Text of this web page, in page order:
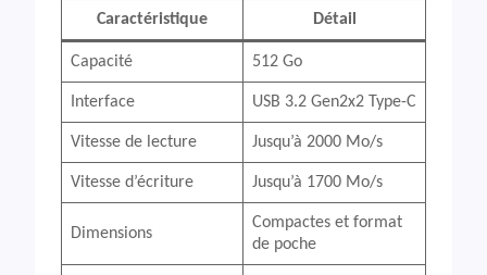
Caractéristique Détail
Capacité 512 Go
Interface USB 3.2 Gen2x2 Type-C
Vitesse de lecture Jusqu’à 2000 Mo/s
Vitesse d’écriture Jusqu’à 1700 Mo/s
Dimensions
Compactes et format
de poche